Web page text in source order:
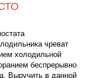
чреват
холодильной
беспрерывно
Выручить в данной